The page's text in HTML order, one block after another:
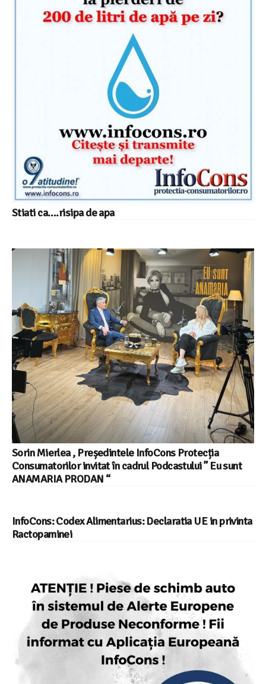
Stiati ca….risipa de apa
Sorin Mierlea , Președintele InfoCons Protecția
Consumatorilor invitat în cadrul Podcastului ” Eu sunt
ANAMARIA PRODAN “
InfoCons: Codex Alimentarius: Declaratia UE in privinta
Ractopaminei